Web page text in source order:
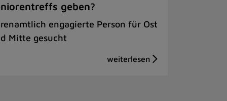
geben?
engagierte Person für Ost
Mitte gesucht